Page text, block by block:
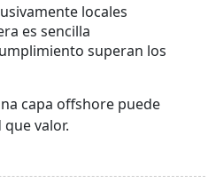
locales
es sencilla
superan los
capa offshore puede
valor.